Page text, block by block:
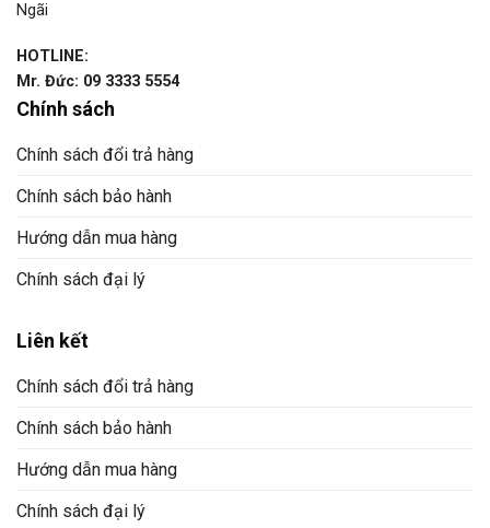
Ngãi
HOTLINE:
Mr. Đức: 09 3333 5554
Chính sách
Chính sách đổi trả hàng
Chính sách bảo hành
Hướng dẫn mua hàng
Chính sách đại lý
Liên kết
Chính sách đổi trả hàng
Chính sách bảo hành
Hướng dẫn mua hàng
Chính sách đại lý